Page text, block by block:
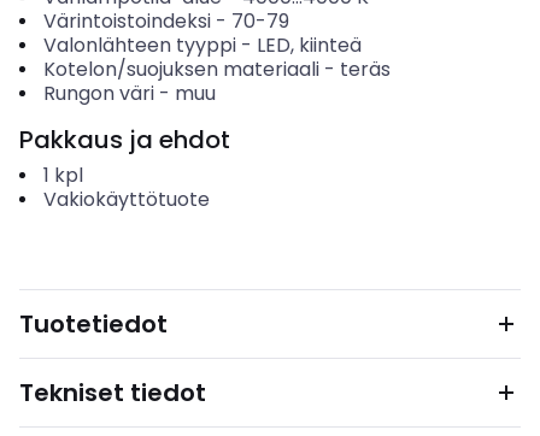
Värintoistoindeksi- 70-79
Valonlähteen tyyppi- LED, kiinteä
Kotelon/suojuksen materiaali- teräs
Rungon väri- muu
Pakkaus ja ehdot
1 kpl
Vakiokäyttötuote
Tuotetiedot
Tekniset tiedot